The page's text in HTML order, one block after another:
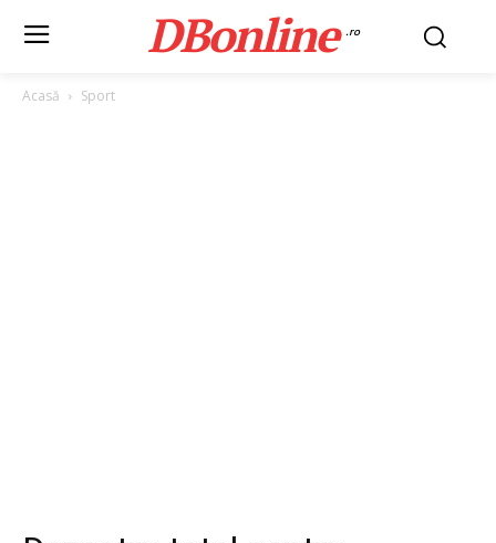
DBonline .ro
Acasă Sport